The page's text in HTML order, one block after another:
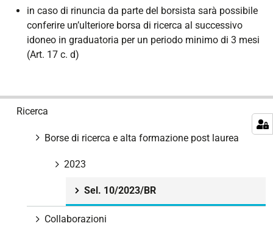
in caso di rinuncia da parte del borsista sarà possibile
conferire un’ulteriore borsa di ricerca al successivo
idoneo in graduatoria per un periodo minimo di 3 mesi
(Art. 17 c. d)
Ricerca
Borse di ricerca e alta formazione post laurea
2023
Sel. 10/2023/BR
Collaborazioni